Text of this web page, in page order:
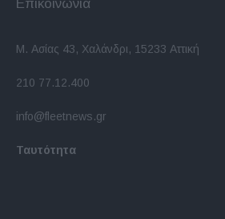
Επικοινωνία
Μ. Ασίας 43, Χαλάνδρι, 15233 Αττική
210 77.12.400
info@fleetnews.gr
Ταυτότητα